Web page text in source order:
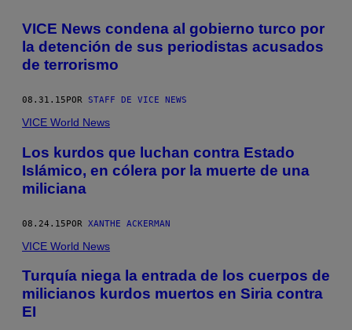
VICE News condena al gobierno turco por
la detención de sus periodistas acusados
de terrorismo
08.31.15POR STAFF DE VICE NEWS
VICE World News
Los kurdos que luchan contra Estado
Islámico, en cólera por la muerte de una
miliciana
08.24.15POR XANTHE ACKERMAN
VICE World News
Turquía niega la entrada de los cuerpos de
milicianos kurdos muertos en Siria contra
EI